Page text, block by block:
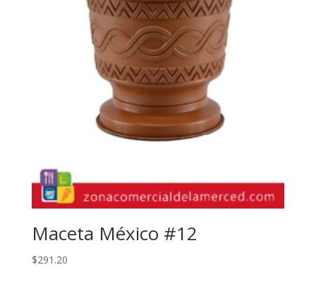
Maceta México #12
$291.20